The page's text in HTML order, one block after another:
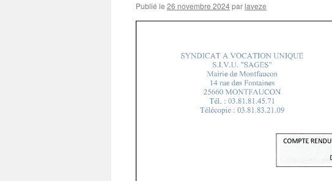
Publié le 26 novembre 2024parlaveze